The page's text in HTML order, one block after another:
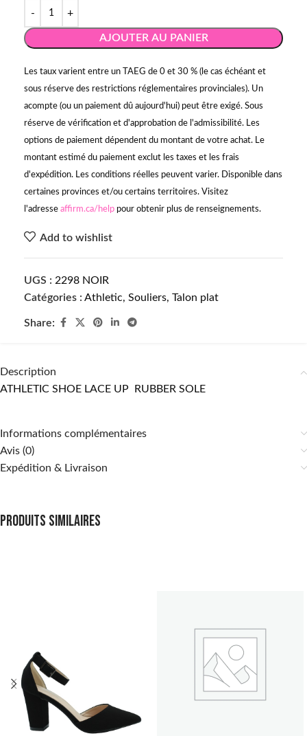
AJOUTER AU PANIER
Les taux varient entre un TAEG de 0 et 30 % (le cas échéant et
sous réserve des restrictions réglementaires provinciales). Un
acompte (ou un paiement dû aujourd'hui) peut être exigé. Sous
réserve de vérification et d'approbation de l'admissibilité. Les
options de paiement dépendent du montant de votre achat. Le
montant estimé du paiement exclut les taxes et les frais
d'expédition. Les conditions réelles peuvent varier. Disponible dans
certaines provinces et/ou certains territoires. Visitez
l'adresse affirm.ca/help pour obtenir plus de renseignements.
Add to wishlist
UGS : 2298 NOIR
Catégories : Athletic, Souliers, Talon plat
Share:
Description
ATHLETIC SHOE LACE UP RUBBER SOLE
Informations complémentaires
Avis (0)
Expédition & Livraison
Produits similaires